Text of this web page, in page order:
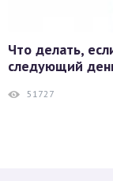
Что делать,
следующий
51727